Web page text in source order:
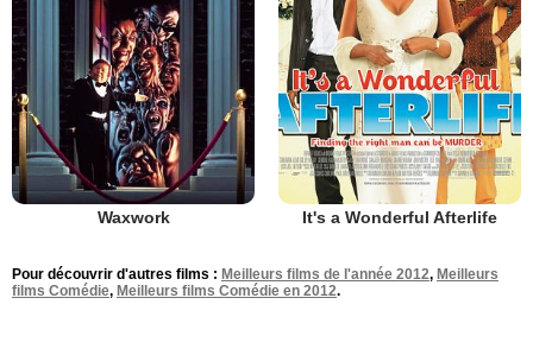
Waxwork It's a Wonderful Afterlife
Pour découvrir d'autres films : Meilleurs films de l'année 2012, Meilleurs
films Comédie, Meilleurs films Comédie en 2012.